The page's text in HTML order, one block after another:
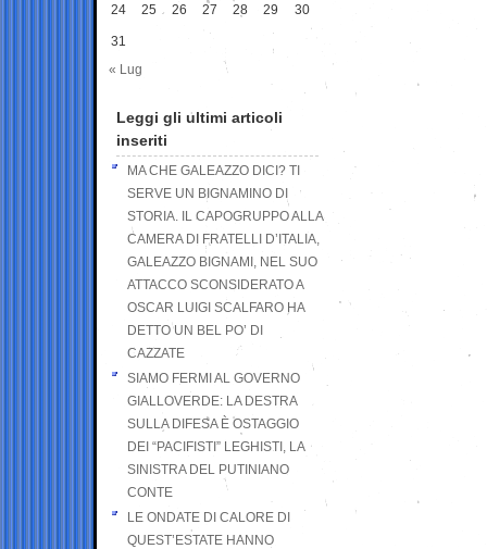
24 25 26 27 28 29 30
31
« Lug
Leggi gli ultimi articoli
inseriti
MA CHE GALEAZZO DICI? TI
SERVE UN BIGNAMINO DI
STORIA. IL CAPOGRUPPO ALLA
CAMERA DI FRATELLI D’ITALIA,
GALEAZZO BIGNAMI, NEL SUO
ATTACCO SCONSIDERATO A
OSCAR LUIGI SCALFARO HA
DETTO UN BEL PO’ DI
CAZZATE
SIAMO FERMI AL GOVERNO
GIALLOVERDE: LA DESTRA
SULLA DIFESA È OSTAGGIO
DEI “PACIFISTI” LEGHISTI, LA
SINISTRA DEL PUTINIANO
CONTE
LE ONDATE DI CALORE DI
QUEST’ESTATE HANNO